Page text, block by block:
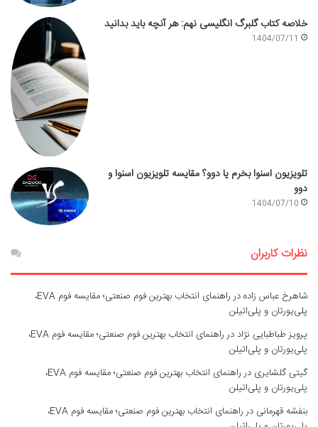
خلاصه کتاب گلبرگ انگلیسی نهم: هر آنچه باید بدانید
1404/07/11
تلویزیون اسنوا بخرم یا دوو؟ مقایسه تلویزیون اسنوا و
دوو
1404/07/10
نظرات کاربران
شاهرخ عباس زادهدر
راهنمای انتخاب بهترین فوم صنعتی؛ مقایسه فوم EVA،
پلی‌یورتان و پلی‌اتیلن
پرویز طباطبایی نژاد در
راهنمای انتخاب بهترین فوم صنعتی؛ مقایسه فوم EVA،
پلی‌یورتان و پلی‌اتیلن
گیتی گلشایری در
راهنمای انتخاب بهترین فوم صنعتی؛ مقایسه فوم EVA،
پلی‌یورتان و پلی‌اتیلن
بنفشه قهرمانی در
راهنمای انتخاب بهترین فوم صنعتی؛ مقایسه فوم EVA،